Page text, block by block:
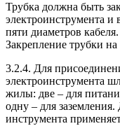
Трубка должна быть
электроинструмента и
пяти диаметров кабеля.
Закрепление трубки на
3.2.4. Для
электроинструмента
жилы: две – для
одну – для
инструмента